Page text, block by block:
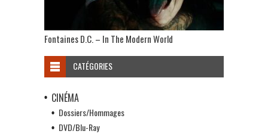
Fontaines D.C. – In The Modern World
CATÉGORIES
CINÉMA
Dossiers/Hommages
DVD/Blu-Ray